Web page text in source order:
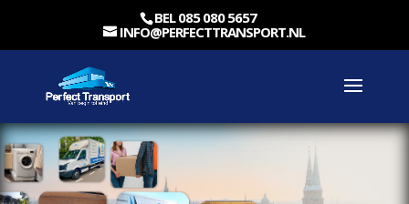
BEL 085 080 5657
INFO@PERFECTTRANSPORT.NL